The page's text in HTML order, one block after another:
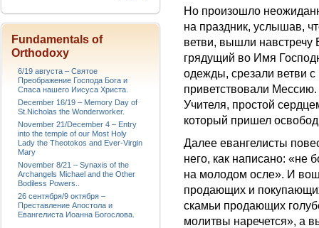
Но произошло
на праздник, услышав,
ветви, вышли навстречу
грядущий во Имя
одежды, срезали ветви
приветствовали
Учителя, простой
который пришел
Далее евангелисты
него, как написано: «не
на молодом осле». И
продающих и
скамьи продающих
молитвы наречется», а
Fundamentals of
Orthodoxy
6/19 августа – Святое
Преображение Господа Бога и
Спаса нашего Иисуса Христа.
December 16/19 – Memory Day of
St.Nicholas the Wonderworker.
November 21/December 4 – Entry
into the temple of our Most Holy
Lady the Theotokos and Ever-Virgin
Mary
November 8/21 – Synaxis of the
Archangels Michael and the Other
Bodiless Powers..
26 сентября/9 октября –
Преставление Апостола и
Евангелиста Иоанна Богослова.